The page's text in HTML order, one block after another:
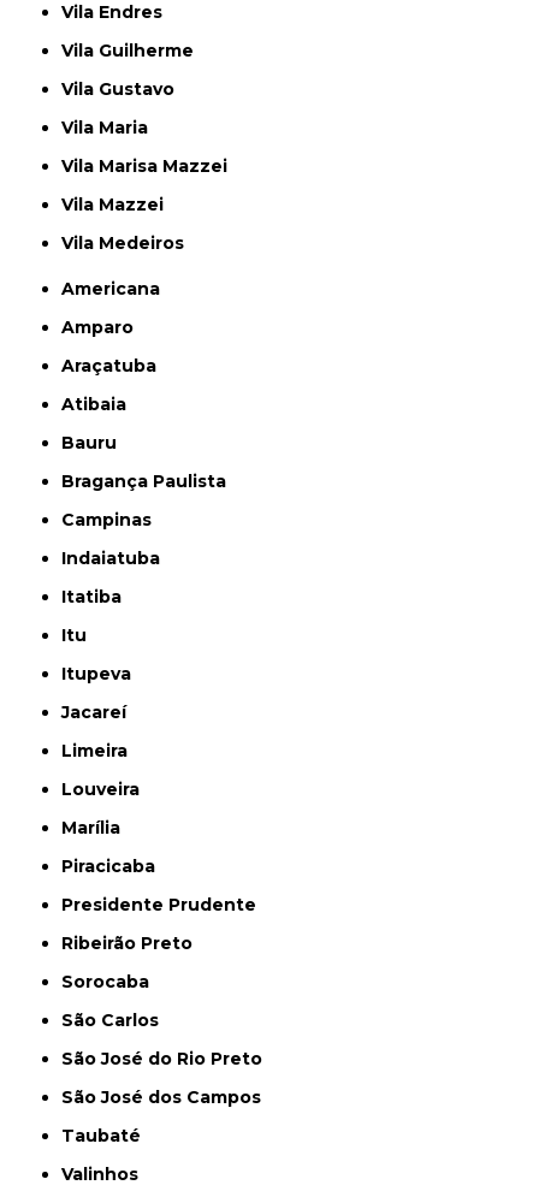
Vila Endres
Vila Guilherme
Vila Gustavo
Vila Maria
Vila Marisa Mazzei
Vila Mazzei
Vila Medeiros
Americana
Amparo
Araçatuba
Atibaia
Bauru
Bragança Paulista
Campinas
Indaiatuba
Itatiba
Itu
Itupeva
Jacareí
Limeira
Louveira
Marília
Piracicaba
Presidente Prudente
Ribeirão Preto
Sorocaba
São Carlos
São José do Rio Preto
São José dos Campos
Taubaté
Valinhos